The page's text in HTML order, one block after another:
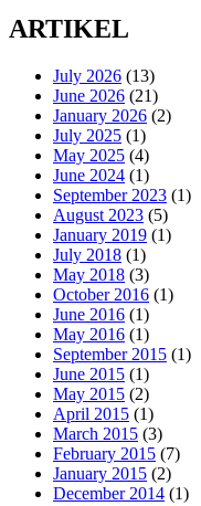
ARTIKEL
July 2026 (13)
June 2026 (21)
January 2026 (2)
July 2025 (1)
May 2025 (4)
June 2024 (1)
September 2023 (1)
August 2023 (5)
January 2019 (1)
July 2018 (1)
May 2018 (3)
October 2016 (1)
June 2016 (1)
May 2016 (1)
September 2015 (1)
June 2015 (1)
May 2015 (2)
April 2015 (1)
March 2015 (3)
February 2015 (7)
January 2015 (2)
December 2014 (1)